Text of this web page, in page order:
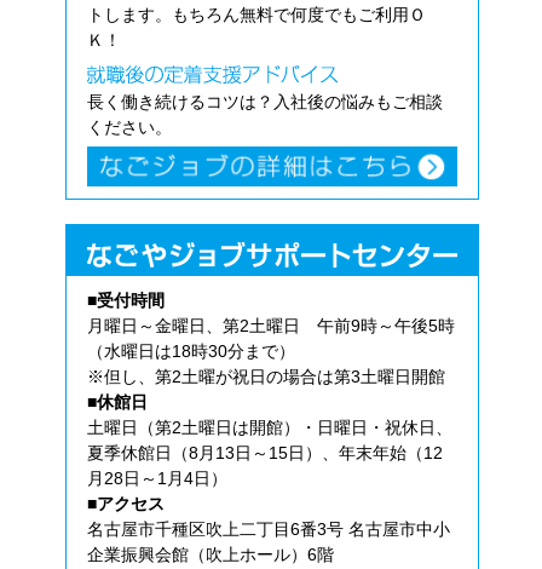
トします。もちろん無料で何度でもご利用Ｏ
Ｋ！
長く働き続けるコツは？入社後の悩みもご相談
ください。
■受付時間
月曜日～金曜日、第2土曜日 午前9時～午後5時
（水曜日は18時30分まで）
※但し、第2土曜が祝日の場合は第3土曜日開館
■休館日
土曜日（第2土曜日は開館）・日曜日・祝休日、
夏季休館日（8月13日～15日）、年末年始（12
月28日～1月4日）
■アクセス
名古屋市千種区吹上二丁目6番3号 名古屋市中小
企業振興会館（吹上ホール）6階